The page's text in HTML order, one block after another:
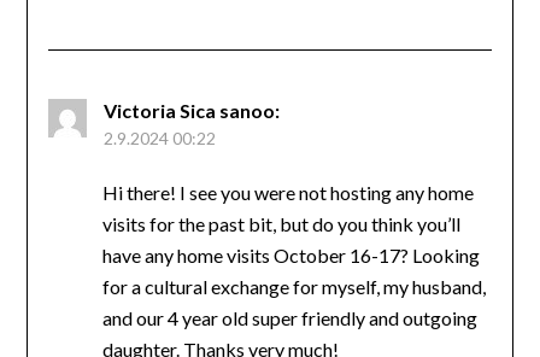
Victoria Sica sanoo:
2.9.2024 00:22
Hi there! I see you were not hosting any home
visits for the past bit, but do you think you’ll
have any home visits October 16-17? Looking
for a cultural exchange for myself, my husband,
and our 4 year old super friendly and outgoing
daughter. Thanks very much!